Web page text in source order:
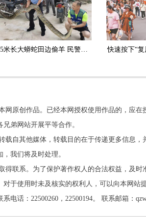
快速按下“
原创作品。已经本网授权使用作品的，应在
弟网站开展平等合作。
自其他媒体，转载目的在于传递更多信息
我们将及时处理。
联系。为了保护著作权人的合法权益，及
于使用时未及核实的权利人，可以向本网站
话：22500260，22500194。 联系邮箱：